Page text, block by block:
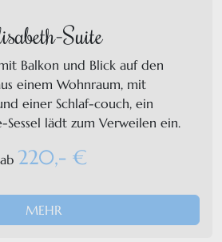
Suite
Balkon und Blick auf den
einem Wohnraum, mit
einer Schlaf-couch, ein
lädt zum Verweilen ein.
ab 220,- €
MEHR